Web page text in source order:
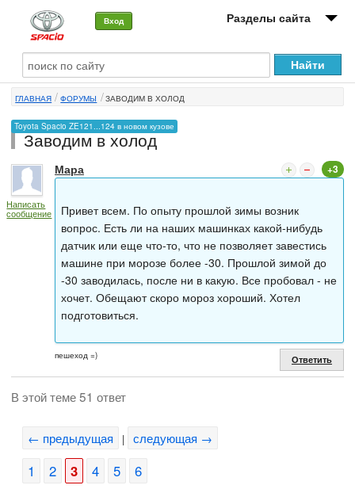
Вход Разделы сайта
О машине
Автоклуб
Форумы
Сервисы и услуги
Новости
ГЛАВНАЯ ФОРУМЫ ЗАВОДИМ В ХОЛОД
Toyota Spacio ZE121...124 в новом кузове
Заводим в холод
Написать
сообщение
Мара +3
Привет всем. По опыту прошлой зимы возник
вопрос. Есть ли на наших машинках какой-нибудь
датчик или еще что-то, что не позволяет завестись
машине при морозе более -30. Прошлой зимой до
-30 заводилась, после ни в какую. Все пробовал - не
хочет. Обещают скоро мороз хороший. Хотел
подготовиться.
пешеход =) Ответить
В этой теме 51 ответ
← предыдущая | следующая →
1 2 3 4 5 6